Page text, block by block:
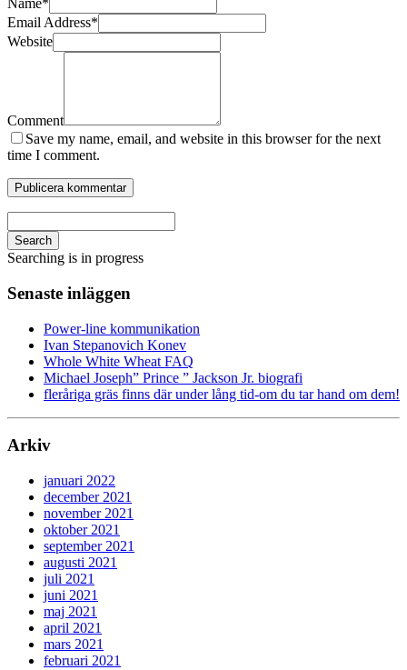
Name*
Email Address*
Website
Comment
Save my name, email, and website in this browser for the next
time I comment.
Search
Searching is in progress
Senaste inläggen
Power-line kommunikation
Ivan Stepanovich Konev
Whole White Wheat FAQ
Michael Joseph” Prince ” Jackson Jr. biografi
fleråriga gräs finns där under lång tid-om du tar hand om dem!
Arkiv
januari 2022
december 2021
november 2021
oktober 2021
september 2021
augusti 2021
juli 2021
juni 2021
maj 2021
april 2021
mars 2021
februari 2021